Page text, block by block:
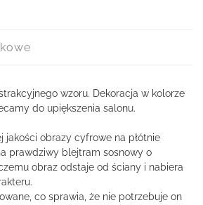
wzoru. Dekoracja w kolorze
do upiększenia salonu.
jakości obrazy cyfrowe na płótnie
prawdziwy blejtram sosnowy o
obraz odstaje od ściany i nabiera
co sprawia, że nie potrzebuje on